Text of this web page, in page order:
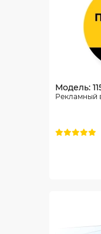
Модель:
Рекламный